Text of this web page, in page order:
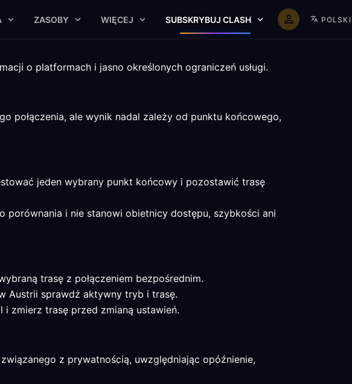
ZASOBY WIĘCEJ SUBSKRYBUJ CLASH POLSKI
o platformach i jasno określonych ograniczeń usługi.
połączenia, ale wynik nadal zależy od punktu końcowego,
jeden wybrany punkt końcowy i pozostawić trasę
i nie stanowi obietnicy dostępu, szybkości ani
trasę z połączeniem bezpośrednim.
Austrii sprawdź aktywny tryb i trasę.
i zmierz trasę przed zmianą ustawień.
z prywatnością, uwzględniając opóźnienie,